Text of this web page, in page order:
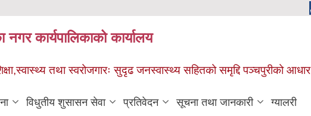
नगर कार्यपालिकाको कार्यालय
तथा स्वरोजगारः सुदृढ जनस्वास्थ्य सहितको समृद्दि पञ्चपुरीको आधार
विधुतीय शुसासन सेवा प्रतिवेदन सूचना तथा जानकारी ग्यालरी